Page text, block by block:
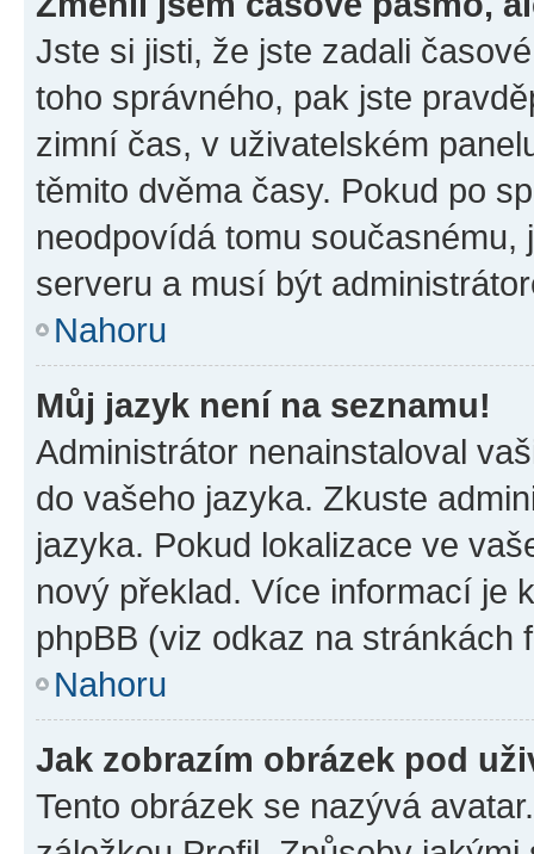
Jste si jisti, že jste zadali
toho správného, pak jste
zimní čas, v uživatelském
těmito dvěma časy. Pokud po
neodpovídá tomu
serveru a musí být
Nahoru
Můj jazyk není na seznamu!
Administrátor nenainstaloval
do vašeho jazyka. Zkuste
jazyka. Pokud lokalizace ve
nový překlad. Více informací je
phpBB (viz odkaz na stránkách
Nahoru
Jak zobrazím obrázek pod
Tento obrázek se nazývá